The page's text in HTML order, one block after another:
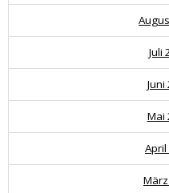
Juli
Juni
Mai
April